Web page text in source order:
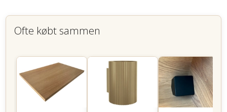
Ofte købt sammen